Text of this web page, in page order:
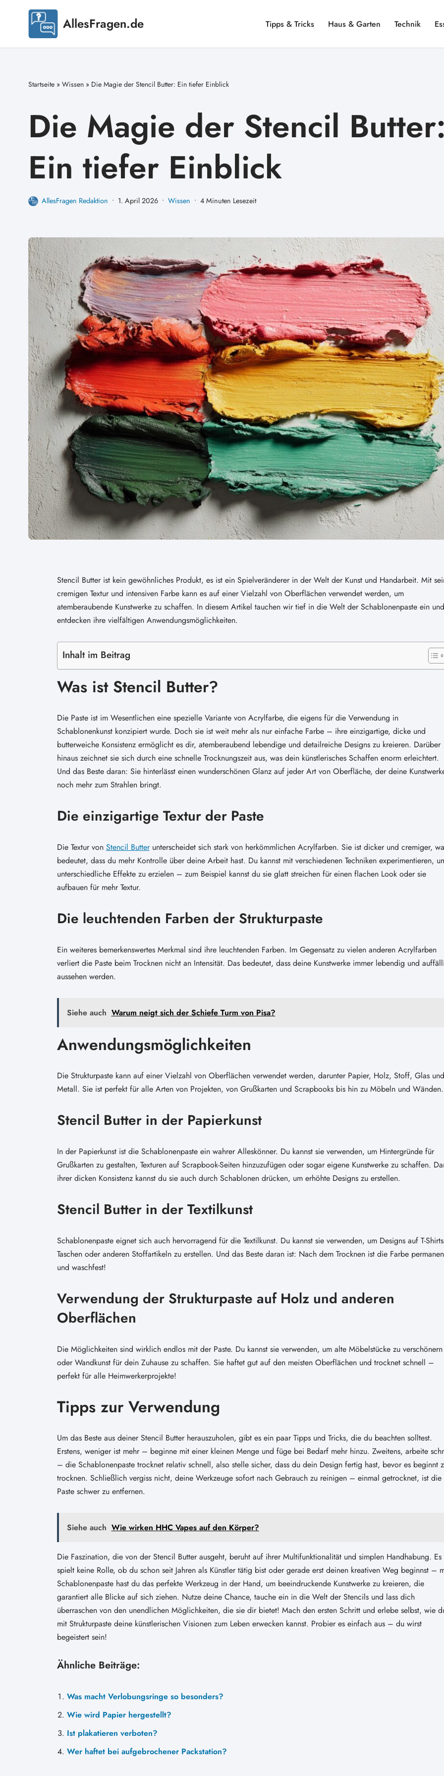
AllesFragen.de Tipps & Tricks Haus & Garten Technik
Startseite » Wissen » Die Magie der Stencil Butter: Ein tiefer Einblick
Die Magie der Stencil
Ein tiefer Einblick
AllesFragen Redaktion 1. April 2026 Wissen 4 Minuten Lesezeit
Stencil Butter ist kein gewöhnliches Produkt, es ist ein Spielveränderer in der Welt der Kunst und Handarbeit. Mit
cremigen Textur und intensiven Farbe kann es auf einer Vielzahl von Oberflächen verwendet werden, um
atemberaubende Kunstwerke zu schaffen. In diesem Artikel tauchen wir tief in die Welt der Schablonenpaste ein und
entdecken ihre vielfältigen Anwendungsmöglichkeiten.
Inhalt im Beitrag
Was ist Stencil Butter?
Die Paste ist im Wesentlichen eine spezielle Variante von Acrylfarbe, die eigens für die Verwendung in
Schablonenkunst konzipiert wurde. Doch sie ist weit mehr als nur einfache Farbe – ihre einzigartige, dicke und
butterweiche Konsistenz ermöglicht es dir, atemberaubend lebendige und detailreiche Designs zu kreieren. Darüber
hinaus zeichnet sie sich durch eine schnelle Trocknungszeit aus, was dein künstlerisches Schaffen enorm erleichtert.
Und das Beste daran: Sie hinterlässt einen wunderschönen Glanz auf jeder Art von Oberfläche, der deine
noch mehr zum Strahlen bringt.
Die einzigartige Textur der Paste
Die Textur von Stencil Butterunterscheidet sich stark von herkömmlichen Acrylfarben. Sie ist dicker und cremiger,
bedeutet, dass du mehr Kontrolle über deine Arbeit hast. Du kannst mit verschiedenen Techniken experimentieren,
unterschiedliche Effekte zu erzielen – zum Beispiel kannst du sie glatt streichen für einen flachen Look oder sie
aufbauen für mehr Textur.
Die leuchtenden Farben der Strukturpaste
Ein weiteres bemerkenswertes Merkmal sind ihre leuchtenden Farben. Im Gegensatz zu vielen anderen Acrylfarben
verliert die Paste beim Trocknen nicht an Intensität. Das bedeutet, dass deine Kunstwerke immer lebendig und
aussehen werden.
Siehe auch Warum neigt sich der Schiefe Turm von Pisa?
Anwendungsmöglichkeiten
Die Strukturpaste kann auf einer Vielzahl von Oberflächen verwendet werden, darunter Papier, Holz, Stoff, Glas und
Metall. Sie ist perfekt für alle Arten von Projekten, von Grußkarten und Scrapbooks bis hin zu Möbeln und Wänden.
Stencil Butter in der Papierkunst
In der Papierkunst ist die Schablonenpaste ein wahrer Alleskönner. Du kannst sie verwenden, um Hintergründe für
Grußkarten zu gestalten, Texturen auf Scrapbook-Seiten hinzuzufügen oder sogar eigene Kunstwerke zu schaffen.
ihrer dicken Konsistenz kannst du sie auch durch Schablonen drücken, um erhöhte Designs zu erstellen.
Stencil Butter in der Textilkunst
Schablonenpaste eignet sich auch hervorragend für die Textilkunst. Du kannst sie verwenden, um Designs auf T-
Taschen oder anderen Stoffartikeln zu erstellen. Und das Beste daran ist: Nach dem Trocknen ist die Farbe
und waschfest!
Verwendung der Strukturpaste auf Holz und anderen
Oberflächen
Die Möglichkeiten sind wirklich endlos mit der Paste. Du kannst sie verwenden, um alte Möbelstücke zu verschönern
oder Wandkunst für dein Zuhause zu schaffen. Sie haftet gut auf den meisten Oberflächen und trocknet schnell –
perfekt für alle Heimwerkerprojekte!
Tipps zur Verwendung
Um das Beste aus deiner Stencil Butter herauszuholen, gibt es ein paar Tipps und Tricks, die du beachten solltest.
Erstens, weniger ist mehr – beginne mit einer kleinen Menge und füge bei Bedarf mehr hinzu. Zweitens, arbeite
– die Schablonenpaste trocknet relativ schnell, also stelle sicher, dass du dein Design fertig hast, bevor es beginnt
trocknen. Schließlich vergiss nicht, deine Werkzeuge sofort nach Gebrauch zu reinigen – einmal getrocknet, ist die
Paste schwer zu entfernen.
Siehe auch Wie wirken HHC Vapes auf den Körper?
Die Faszination, die von der Stencil Butter ausgeht, beruht auf ihrer Multifunktionalität und simplen Handhabung. Es
spielt keine Rolle, ob du schon seit Jahren als Künstler tätig bist oder gerade erst deinen kreativen Weg beginnst –
Schablonenpaste hast du das perfekte Werkzeug in der Hand, um beeindruckende Kunstwerke zu kreieren, die
garantiert alle Blicke auf sich ziehen. Nutze deine Chance, tauche ein in die Welt der Stencils und lass dich
überraschen von den unendlichen Möglichkeiten, die sie dir bietet! Mach den ersten Schritt und erlebe selbst, wie
mit Strukturpaste deine künstlerischen Visionen zum Leben erwecken kannst. Probier es einfach aus – du wirst
begeistert sein!
Ähnliche Beiträge:
Was macht Verlobungsringe so besonders?
Wie wird Papier hergestellt?
Ist plakatieren verboten?
Wer haftet bei aufgebrochener Packstation?